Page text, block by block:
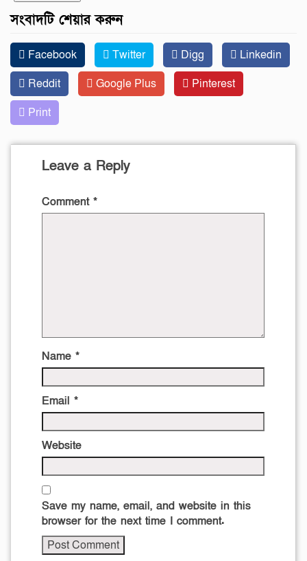
সংবাদটি শেয়ার করুন
Facebook Twitter Digg
Linkedin
Reddit
Google Plus
Pinterest
Print
Leave a Reply
Comment *
Name *
Email *
Website
Save my name, email, and website in this
browser for the next time I comment.